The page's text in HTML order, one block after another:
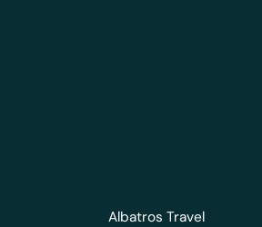
Albatros Travel